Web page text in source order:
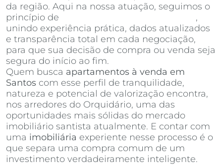
da região. Aqui na nossa atuação, seguimos o
princípio de
,
unindo experiência prática, dados atualizados
e transparência total em cada negociação,
para que sua decisão de compra ou venda seja
segura do início ao fim.
Quem busca apartamentos à venda em
Santos com esse perfil de tranquilidade,
natureza e potencial de valorização encontra,
nos arredores do Orquidário, uma das
oportunidades mais sólidas do mercado
imobiliário santista atualmente. E contar com
uma imobiliária experiente nesse processo é o
que separa uma compra comum de um
investimento verdadeiramente inteligente.